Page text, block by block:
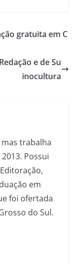
gratuita em C
e de Su
inocultura
trabalha
Possui
em
foi ofertada
do Sul.